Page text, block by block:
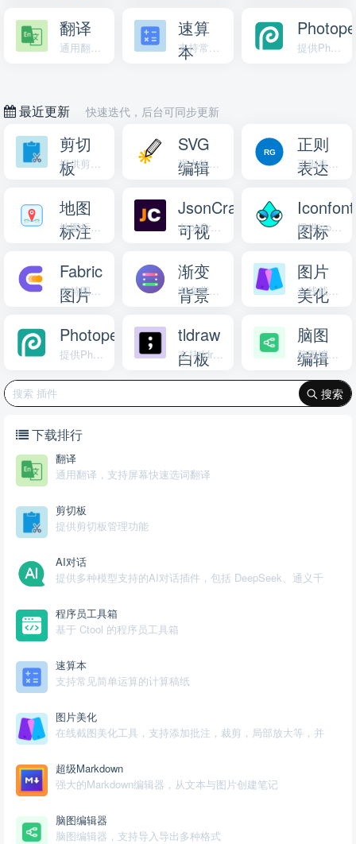
翻译
通用翻译，支持屏幕快速选词翻译
速算
本
支持常见简单运算的计算稿纸 提供PhotoShop在线编辑功能的离线应用
最近更新 快速迭代，后台可同步更新
剪切
板
提供剪切板管理功能
SVG
编辑强大的在线SVG矢量图形编辑工具
正则
表达
成器
正则表达式生成器插件，支持正则表达式生成
地图
标注地图标注工具，支持地址搜索、标记管理和标签分类功能
JsonCrack
可视JsonCrack，将 JSON 数据转换为交互式图表
Iconfont
图标提供iconfont图标库搜索和下载功能
Fabric
图片支持图片编辑的设计器
渐变
背景
器
渐变背景图片生成器，支持自定义颜色、方向和导出功能
图片
美化在线截图美化工具，支持添加批注，裁剪，局部放大等，并预设各社媒尺寸和导出高清图
Photopea
提供PhotoShop在线编辑功能的离线应用
tldraw
白板 支持tldraw白板内容编辑，图片导出png、svg等功能
脑图
编辑
器
脑图编辑器，支持导入导出多种格式
搜索
下载排行
翻译
通用翻译，支持屏幕快速选词翻译
剪切板
提供剪切板管理功能
AI对话
提供多种模型支持的AI对话插件，包括 DeepSeek、通义千
程序员工具箱
基于 Ctool 的程序员工具箱
速算本
支持常见简单运算的计算稿纸
图片美化
在线截图美化工具，支持添加批注，裁剪，局部放大等，并
超级Markdown
强大的Markdown编辑器，从文本与图片创建笔记
脑图编辑器
脑图编辑器，支持导入导出多种格式